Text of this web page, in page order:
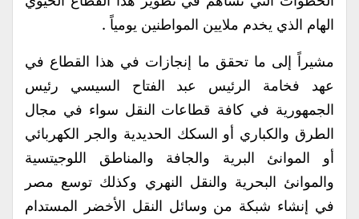
الهام الذي يخدم ملايين المواطنين يومياً .
مشيراً إلى ما تحقق ما إنجازات في هذا القطاع في
عهد فخامة الرئيس عبد الفتاح السيسي رئيس
الجمهورية في كافة قطاعات النقل سواء في مجال
الطرق والكباري أو السكك الحديدية والجر الكهربائي
أو الموانئ البرية والجافة والمناطق اللوجيتسية
والموانئ البحرية والنقل النهري وكذلك توسع مصر
في إنشاء شبكة من وسائل النقل الأخضر المستدام